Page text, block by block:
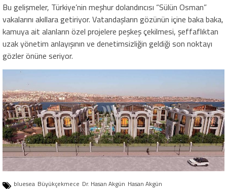
Bu gelişmeler, Türkiye’nin meşhur dolandırıcısı “Sülün Osman”
vakalarını akıllara getiriyor. Vatandaşların gözünün içine baka baka,
kamuya ait alanların özel projelere peşkeş çekilmesi, şeffaflıktan
uzak yönetim anlayışının ve denetimsizliğin geldiği son noktayı
gözler önüne seriyor.
bluesea Büyükçekmece Dr. Hasan Akgün Hasan Akgün